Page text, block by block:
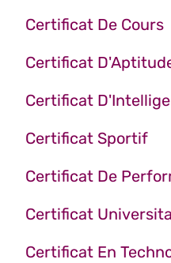
Certificat De Cours
Certificat
Certificat
Certificat Sportif
Certificat De
Certificat
Certificat En